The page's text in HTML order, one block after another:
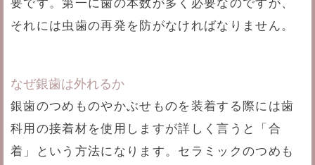
それには虫歯の再発を防がなければなりません。
なぜ銀歯は外れるか
銀歯のつめものやかぶせものを装着する際には歯
科用の接着材を使用しますが詳しく言うと「合
着」という方法になります。セラミックのつめも